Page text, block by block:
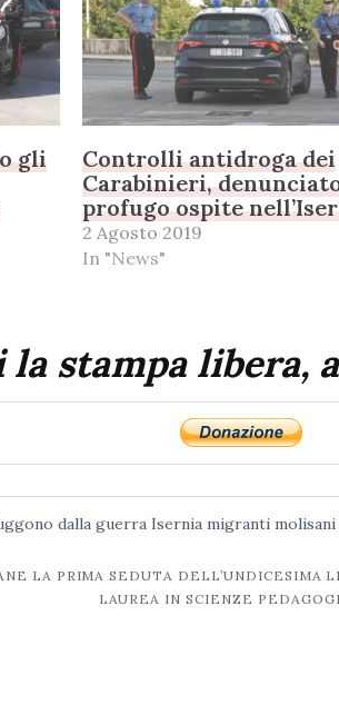
gli
Controlli antidroga dei
Carabinieri,
profugo ospite
2 Agosto 2019
In "News"
la stampa libera,
dalla guerra Isernia migranti molisani
LA PRIMA SEDUTA DELL’UNDICESIMA
LAUREA IN SCIENZE